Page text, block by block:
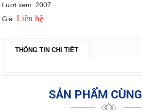
Lượt xem: 2007
Giá: Liên hệ
THÔNG TIN CHI TIẾT
SẢN PHẨM